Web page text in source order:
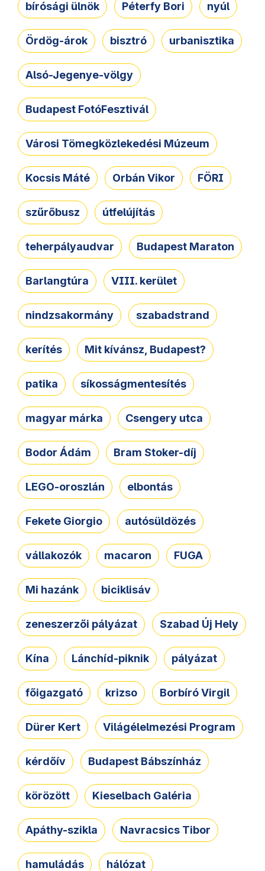
bírósági ülnök Péterfy Bori nyúl
Ördög-árok bisztró urbanisztika
Alsó-Jegenye-völgy
Budapest FotóFesztivál
Városi Tömegközlekedési Múzeum
Kocsis Máté Orbán Vikor FÖRI
szűrőbusz útfelújítás
teherpályaudvar Budapest Maraton
Barlangtúra VIII. kerület
nindzsakormány szabadstrand
kerítés Mit kívánsz, Budapest?
patika síkosságmentesítés
magyar márka Csengery utca
Bodor Ádám Bram Stoker-díj
LEGO-oroszlán elbontás
Fekete Giorgio autósüldözés
vállakozók macaron FUGA
Mi hazánk biciklisáv
zeneszerzői pályázat Szabad Új Hely
Kína Lánchíd-piknik pályázat
főigazgató krizso Borbíró Virgil
Dürer Kert Világélelmezési Program
kérdőív Budapest Bábszínház
körözött Kieselbach Galéria
Apáthy-szikla Navracsics Tibor
hamuládás hálózat